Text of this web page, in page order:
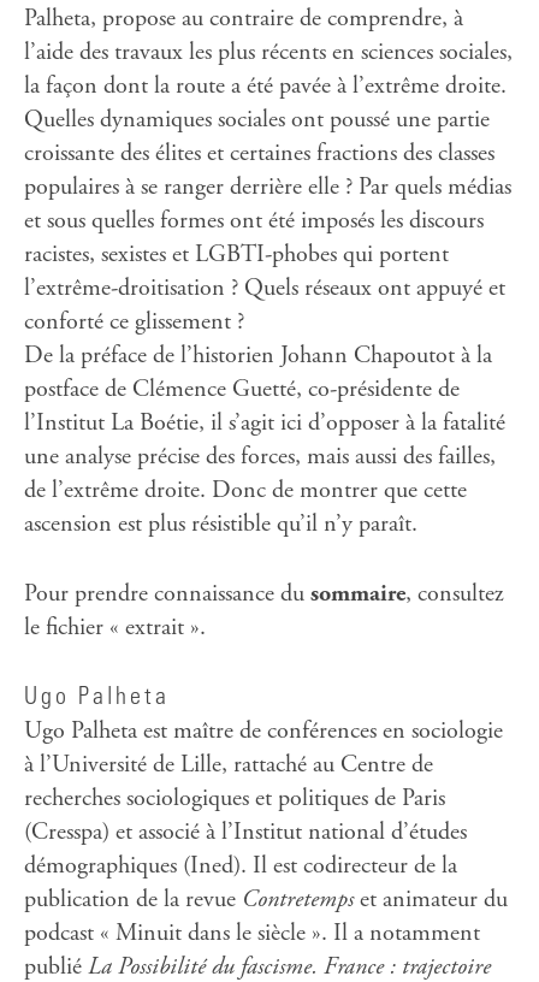
Palheta, propose au contraire de comprendre, à
l’aide des travaux les plus récents en sciences sociales,
la façon dont la route a été pavée à l’extrême droite.
Quelles dynamiques sociales ont poussé une partie
croissante des élites et certaines fractions des classes
populaires à se ranger derrière elle ? Par quels médias
et sous quelles formes ont été imposés les discours
racistes, sexistes et LGBTI-phobes qui portent
l’extrême-droitisation ? Quels réseaux ont appuyé et
conforté ce glissement ?
De la préface de l’historien Johann Chapoutot à la
postface de Clémence Guetté, co-présidente de
l’Institut La Boétie, il s’agit ici d’opposer à la fatalité
une analyse précise des forces, mais aussi des failles,
de l’extrême droite. Donc de montrer que cette
ascension est plus résistible qu’il n’y paraît.
Pour prendre connaissance du sommaire, consultez
le fichier « extrait ».
Ugo Palheta
Ugo Palheta est maître de conférences en sociologie
à l’Université de Lille, rattaché au Centre de
recherches sociologiques et politiques de Paris
(Cresspa) et associé à l’Institut national d’études
démographiques (Ined). Il est codirecteur de la
publication de la revue Contretempset animateur du
podcast « Minuit dans le siècle ». Il a notamment
publié La Possibilité du fascisme. France : trajectoire